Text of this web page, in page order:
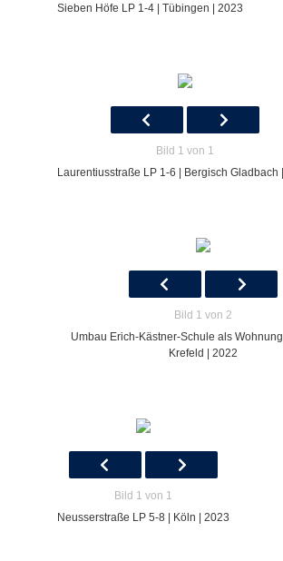
Sieben Höfe LP 1-4 | Tübingen | 2023
Bild 1 von 1
Laurentiusstraße LP 1-6 | Bergisch Gladbach
Bild 1 von 2
Umbau Erich-Kästner-Schule als
Krefeld | 2022
Bild 1 von 1
Neusserstraße LP 5-8 | Köln | 2023